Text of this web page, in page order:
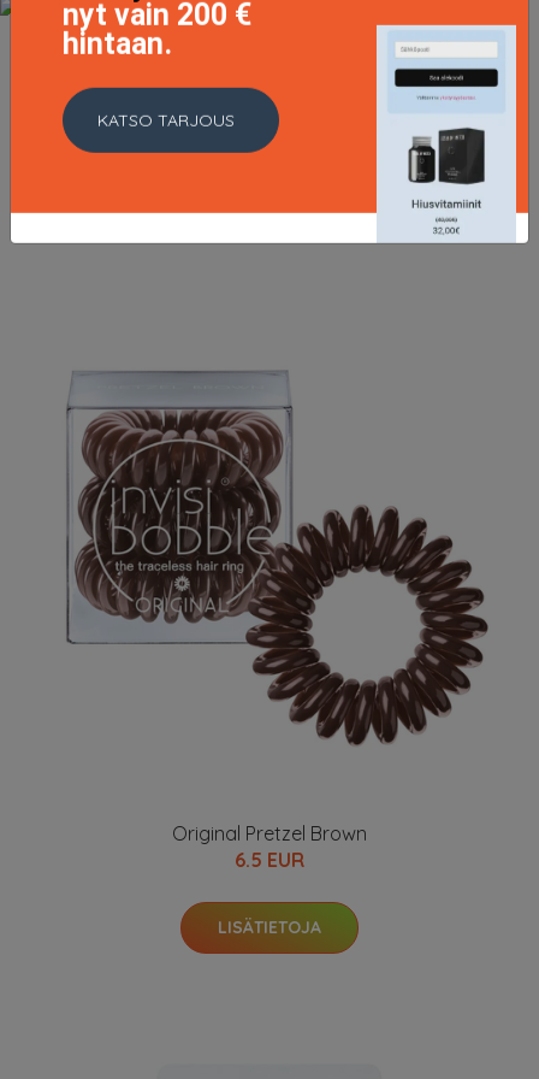
Sprunchie Duo Fruit Fiesta Simply the Zest, Invisibobble
Ponnarit, Pinnit & Hiusklipsit
12.95 EUR
Original Pretzel Brown
6.5 EUR
LISÄTIETOJA
nyt vain 200 €
hintaan.
KATSO TARJOUS